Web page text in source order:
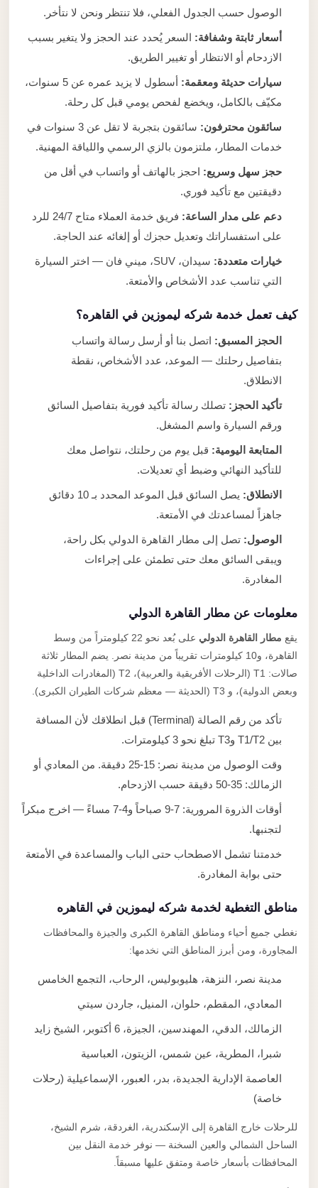
الوصول حسب الجدول الفعلي، فلا تنتظر ونحن لا نتأخر.
أسعار ثابتة وشفافة:السعر يُحدد عند الحجز ولا يتغير بسبب
الازدحام أو الانتظار أو تغيير الطريق.
سيارات حديثة ومعقمة:
أسطول لا يزيد عمره عن 5 سنوات،
مكيّف بالكامل، ويخضع لفحص يومي قبل كل رحلة.
سائقون محترفون:
سائقون بتجربة لا تقل عن 3 سنوات في
خدمات المطار، ملتزمون بالزي الرسمي واللياقة المهنية.
حجز سهل وسريع:احجز بالهاتف أو واتساب في أقل من
دقيقتين مع تأكيد فوري.
دعم على مدار الساعة:
فريق خدمة العملاء متاح 24/7 للرد
على استفساراتك وتعديل حجزك أو إلغائه عند الحاجة.
خيارات متعددة:
سيدان، SUV، ميني فان — اختر السيارة
التي تناسب عدد الأشخاص والأمتعة.
كيف تعمل خدمة شركه ليموزين في القاهره؟
الحجز المسبق:اتصل بنا أو أرسل رسالة واتساب
بتفاصيل رحلتك — الموعد، عدد الأشخاص، نقطة
الانطلاق.
تأكيد الحجز:تصلك رسالة تأكيد فورية بتفاصيل السائق
ورقم السيارة واسم المشغل.
المتابعة اليومية:قبل يوم من رحلتك، نتواصل معك
للتأكيد النهائي وضبط أي تعديلات.
الانطلاق:
يصل السائق قبل الموعد المحدد بـ 10 دقائق
جاهزاً لمساعدتك في الأمتعة.
الوصول:تصل إلى مطار القاهرة الدولي بكل راحة،
ويبقى السائق معك حتى تطمئن على إجراءات
المغادرة.
معلومات عن مطار القاهرة الدولي
يقعمطار القاهرة الدولي
على بُعد نحو 22 كيلومتراً من وسط
القاهرة، و10 كيلومترات تقريباً من مدينة نصر. يضم المطار ثلاثة
صالات: T1 (الرحلات الأفريقية والعربية)، T2 (المغادرات الداخلية
وبعض الدولية)، و T3 (الحديثة — معظم شركات الطيران الكبرى).
تأكد من رقم الصالة (Terminal) قبل انطلاقك لأن المسافة
بين T1/T2 وT3 تبلغ نحو 3 كيلومترات.
وقت الوصول من مدينة نصر: 15-25 دقيقة. من المعادي أو
الزمالك: 35-50 دقيقة حسب الازدحام.
أوقات الذروة المرورية: 7-9 صباحاً و4-7 مساءً — اخرج مبكراً
لتجنبها.
خدمتنا تشمل الاصطحاب حتى الباب والمساعدة في الأمتعة
حتى بوابة المغادرة.
مناطق التغطية لخدمة شركه ليموزين في القاهره
نغطي جميع أحياء ومناطق القاهرة الكبرى والجيزة والمحافظات
المجاورة، ومن أبرز المناطق التي نخدمها:
مدينة نصر، النزهة، هليوبوليس، الرحاب، التجمع الخامس
المعادي، المقطم، حلوان، المنيل، جاردن سيتي
الزمالك، الدقي، المهندسين، الجيزة، 6 أكتوبر، الشيخ زايد
شبرا، المطرية، عين شمس، الزيتون، العباسية
العاصمة الإدارية الجديدة، بدر، العبور، الإسماعيلية (رحلات
خاصة)
للرحلات خارج القاهرة إلى الإسكندرية، الغردقة، شرم الشيخ،
الساحل الشمالي والعين السخنة — نوفر خدمة النقل بين
المحافظات بأسعار خاصة ومتفق عليها مسبقاً.